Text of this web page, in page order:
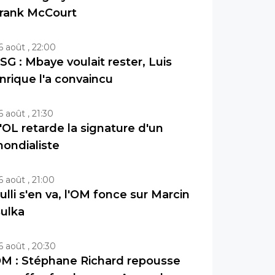
McCourt
août , 22:00
: Mbaye voulait rester, Luis
l'a convaincu
août , 21:30
retarde la signature d'un
août , 21:00
s'en va, l'OM fonce sur Marcin
août , 20:30
: Stéphane Richard repousse